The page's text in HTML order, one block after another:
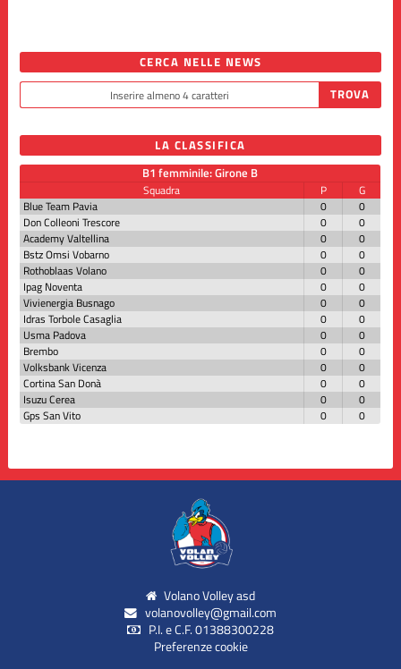
CERCA NELLE NEWS
LA CLASSIFICA
B1 femminile: Girone B
Squadra P
G
Blue Team Pavia
0
0
Don Colleoni Trescore
0
0
Academy Valtellina
0
0
Bstz Omsi Vobarno
0
0
Rothoblaas Volano
0
0
Ipag Noventa
0
0
Vivienergia Busnago
0
0
Idras Torbole Casaglia
0
0
Usma Padova
0
0
Brembo
0
0
Volksbank Vicenza
0
0
Cortina San Donà
0
0
Isuzu Cerea
0
0
Gps San Vito
0 0
Volano Volley asd
volanovolley@gmail.com
P.I. e C.F. 01388300228
Preferenze cookie